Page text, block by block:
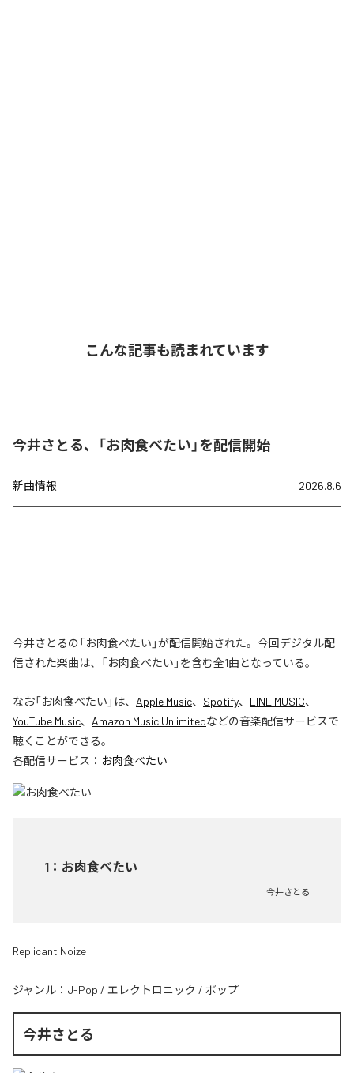
こんな記事も読まれています
今井さとる、「お肉食べたい」を配信開始
新曲情報 2026.8.6
今井さとるの「お肉食べたい」が配信開始された。今回デジタル配
信された楽曲は、「お肉食べたい」を含む全1曲となっている。
なお「お肉食べたい 」は、 Apple Music、 Spotify、 LINE MUSIC、
YouTube Music、 Amazon Music Unlimitedなどの音楽配信サービスで
聴くことができる。
各配信サービス： お肉食べたい
1 ： お肉食べたい
今井さとる
Replicant Noize
ジャンル： J-Pop / エレクトロニック / ポップ
今井さとる